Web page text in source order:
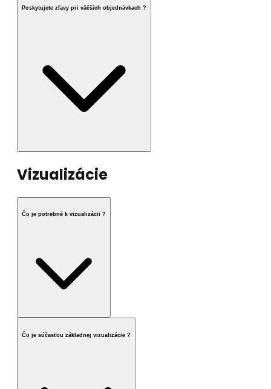
Poskytujete zľavy pri väčších objednávkach ?
Vizualizácie
Čo je potrebné k vizualizácii ?
Čo je súčasťou základnej vizualizácie ?